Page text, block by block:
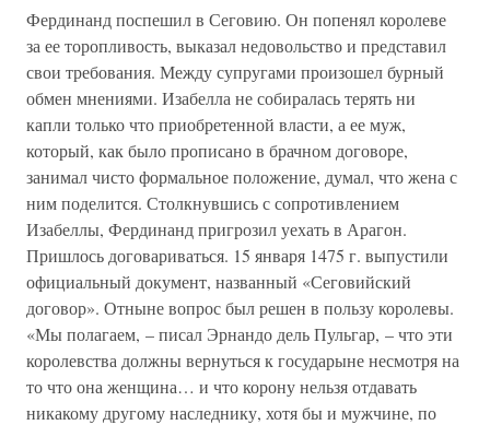
Фердинанд поспешил в Сеговию. Он попенял королеве
за ее торопливость, выказал недовольство и представил
свои требования. Между супругами произошел бурный
обмен мнениями. Изабелла не собиралась терять ни
капли только что приобретенной власти, а ее муж,
который, как было прописано в брачном договоре,
занимал чисто формальное положение, думал, что жена с
ним поделится. Столкнувшись с сопротивлением
Изабеллы, Фердинанд пригрозил уехать в Арагон.
Пришлось договариваться. 15 января 1475 г. выпустили
официальный документ, названный «Сеговийский
договор». Отныне вопрос был решен в пользу королевы.
«Мы полагаем, – писал Эрнандо дель Пульгар, – что эти
королевства должны вернуться к государыне несмотря на
то что она женщина… и что корону нельзя отдавать
никакому другому наследнику, хотя бы и мужчине, по